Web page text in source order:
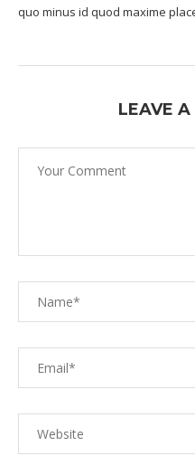
quo minus id quod maxime
LEAVE